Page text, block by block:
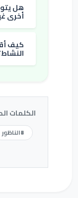
هل
أخرى
كيف
الكلمات
#الناظور